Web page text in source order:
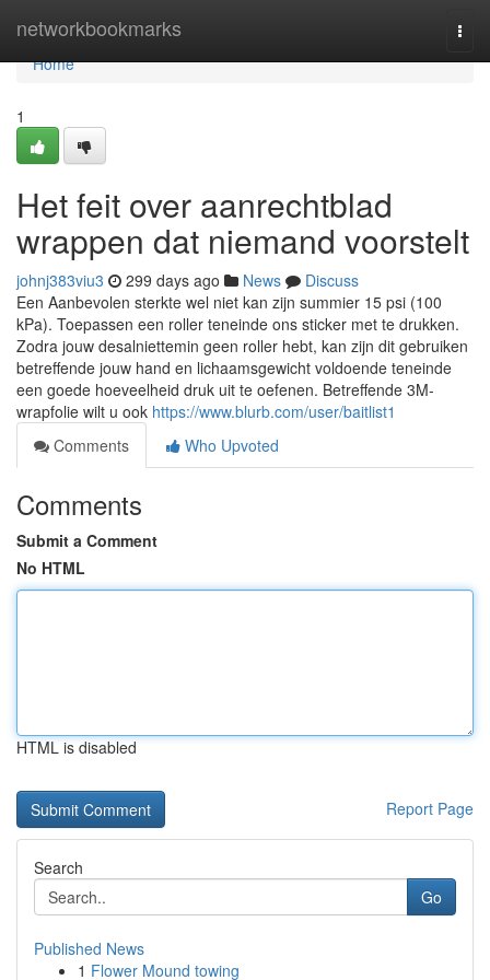
networkbookmarks
Home
Home
1
Het feit over aanrechtblad
wrappen dat niemand voorstelt
johnj383viu3 299 days ago News
Discuss
Een Aanbevolen sterkte wel niet kan zijn summier 15 psi (100
kPa). Toepassen een roller teneinde ons sticker met te drukken.
Zodra jouw desalniettemin geen roller hebt, kan zijn dit gebruiken
betreffende jouw hand en lichaamsgewicht voldoende teneinde
een goede hoeveelheid druk uit te oefenen. Betreffende 3M-
wrapfolie wilt u ook https://www.blurb.com/user/baitlist1
Comments
Who Upvoted
Comments
Submit a Comment
No HTML
HTML is disabled
Report Page
Search
Go
Published News
1 Flower Mound towing